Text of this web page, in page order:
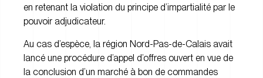
en retenant la violation du principe d’impartialité par le
pouvoir adjudicateur.
Au cas d’espèce, la région Nord-Pas-de-Calais avait
lancé une procédure d’appel d’offres ouvert en vue de
la conclusion d’un marché à bon de commandes